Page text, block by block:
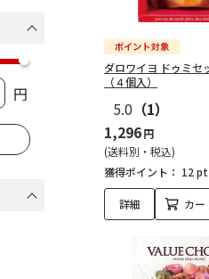
ダロワイヨ ドゥミセ
（４個入）
5.0 （1）
1,296円
(送料別・税込)
獲得ポイント： 12 pt
詳細 カー
円